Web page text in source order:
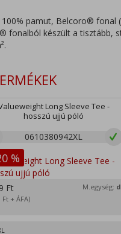
100% pamut, Belcoro® fonal
fonalból készült a tisztább,
Long Sleeve Tee -
hosszú ujjú póló
0610380942XL
%
Ft
Ft+ ÁFA)
M.egység: